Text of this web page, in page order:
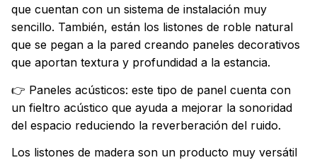
que cuentan con un sistema de instalación muy
sencillo. También, están los listones de roble natural
que se pegan a la pared creando paneles decorativos
que aportan textura y profundidad a la estancia.
👉 Paneles acústicos: este tipo de panel cuenta con
un fieltro acústico que ayuda a mejorar la sonoridad
del espacio reduciendo la reverberación del ruido.
Los listones de madera son un producto muy versátil